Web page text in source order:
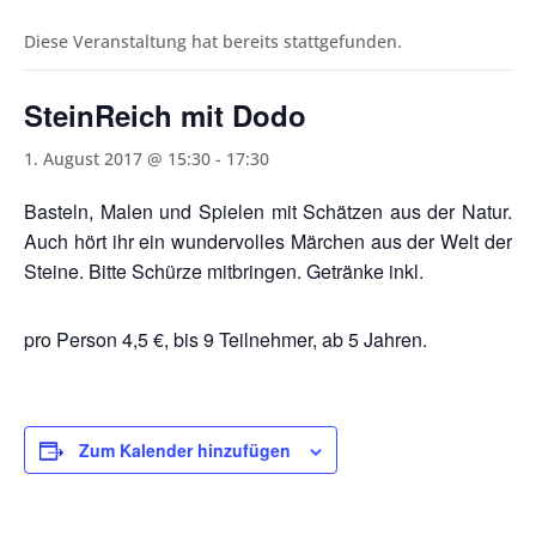
Diese Veranstaltung hat bereits stattgefunden.
SteinReich mit Dodo
1. August 2017 @ 15:30 - 17:30
Basteln, Malen und Spielen mit Schätzen aus der Natur.
Auch hört ihr ein wundervolles Märchen aus der Welt der
Steine. Bitte Schürze mitbringen. Getränke inkl.
pro Person 4,5 €, bis 9 Teilnehmer, ab 5 Jahren.
Zum Kalender hinzufügen